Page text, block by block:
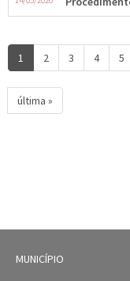
1 2 3 4 5
última »
MUNICÍPIO